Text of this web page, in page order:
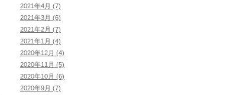
2021年4月 (7)
2021年3月 (6)
2021年2月 (7)
2021年1月 (4)
2020年12月 (4)
2020年11月 (5)
2020年10月 (6)
2020年9月 (7)